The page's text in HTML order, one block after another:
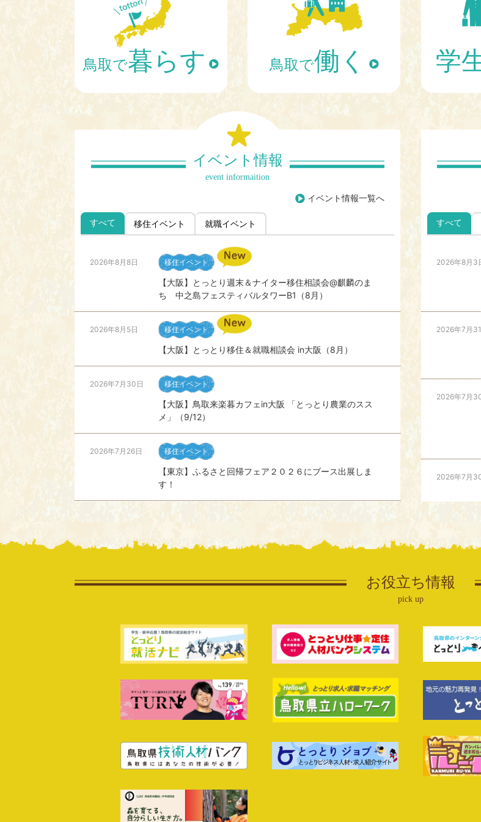
鳥取で暮らす 鳥取で働く 学
イベント情報
event informaition
イベント情報一覧へ
すべて 移住イベント 就職イベント
2026年8月8日 移住イベント
【大阪】とっとり週末＆ナイター移住相談会@麒麟のま
ち 中之島フェスティバルタワーB1（8月）
2026年8月5日 移住イベント
【大阪】とっとり移住＆就職相談会 in大阪（8月）
2026年7月30日 移住イベント
【大阪】鳥取来楽暮カフェin大阪 「とっとり農業のスス
メ」（9/12）
2026年7月26日 移住イベント
【東京】ふるさと回帰フェア２０２６にブース出展しま
す！
2026年7月23日 移住イベント
【東京】移住★仕事ナイター相談会（8月）
おとなの社会見学～バスで巡る県内就職人気企業～（東部
2026年7月16日 移住イベント
【東京】鳥取来楽暮カフェ「マイフライ利休」を作ろ
2026年7月14日 就職イベント
2026年7月10日 就職イベント
2026年7月7日 就職イベント
すべて
2026年8月3
2026年7月
2026年7月
2026年7月
お役立ち情報
pick up